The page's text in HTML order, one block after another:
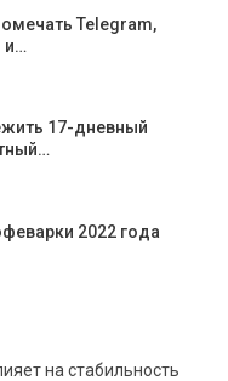
Telegram,
и…
17-дневный
2022 года
на стабильность